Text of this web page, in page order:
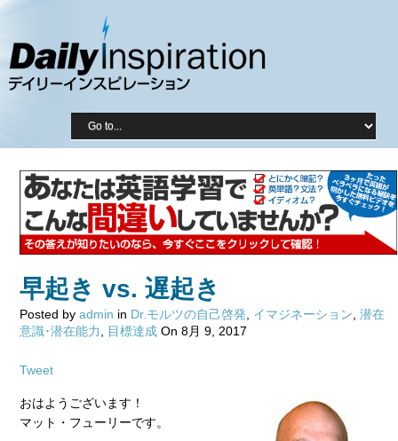
早起き vs. 遅起き
Posted by admin in Dr.モルツの自己啓発 イマジネーション 潜在
意識･潜在能力
目標達成 On 8月 9, 2017
Tweet
おはようございます！
マット・フューリーです。